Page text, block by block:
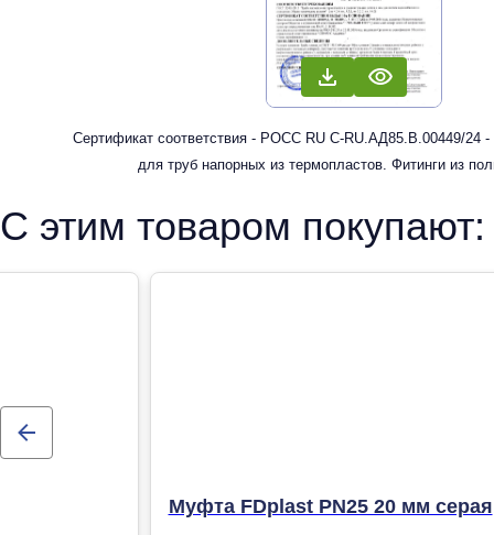
Сертификат соответствия - РОСС RU С-RU.АД85.В.00449/24
для труб напорных из термопластов. Фитинги из
отопления
С этим товаром покупают:
Муфта FDplast PN25 20 мм серая